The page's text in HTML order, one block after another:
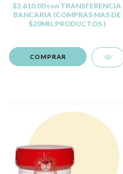
$2.610,00con TRANSFERENCIA
BANCARIA (COMPRAS MAS DE
$20MIL PRODUCTOS )